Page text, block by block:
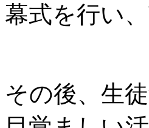
幕式を行い
その後、生